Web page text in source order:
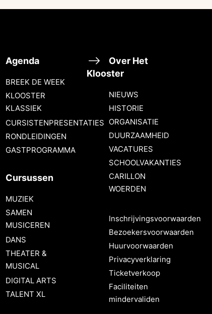
Agenda
BREEK DE WEEK
KLOOSTER
KLASSIEK
CURSISTENPRESENTATIES
RONDLEIDINGEN
GASTPROGRAMMA
Cursussen
MUZIEK
SAMEN
MUSICEREN
DANS
THEATER &
MUSICAL
DIGITAL ARTS
TALENT XL
Over Het
Klooster
NIEUWS
HISTORIE
ORGANISATIE
DUURZAAMHEID
VACATURES
SCHOOLVAKANTIES
CARILLON
WOERDEN
Inschrijvingsvoorwaarden
Bezoekersvoorwaarden
Huurvoorwaarden
Privacyverklaring
Ticketverkoop
Faciliteiten
mindervaliden